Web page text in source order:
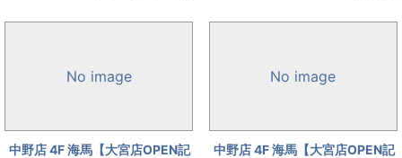
No image
中野店 4F 海馬【大宮店OPEN記
No image
中野店 4F 海馬【大宮店OPEN記